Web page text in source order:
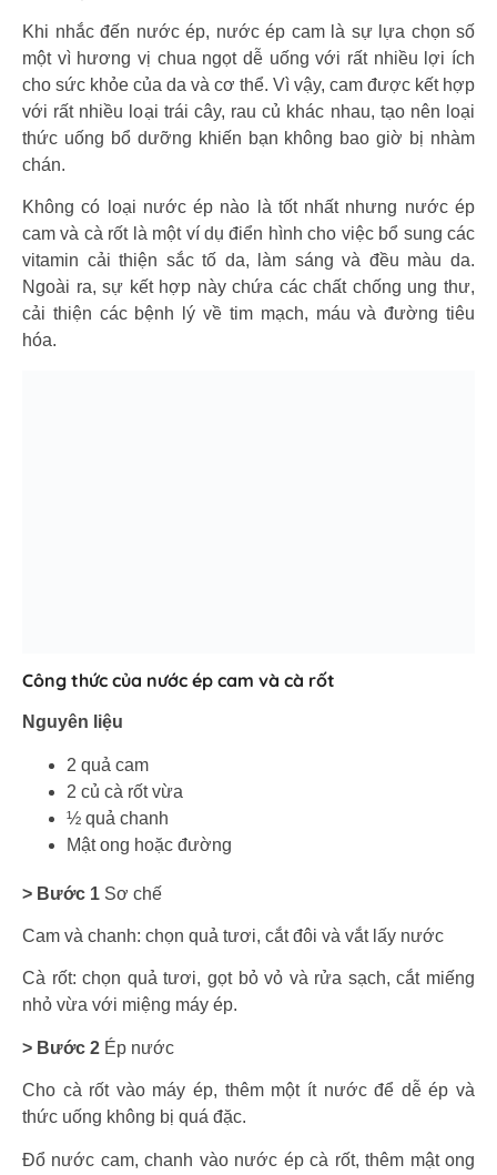
Khi nhắc đến nước ép, nước ép cam là sự lựa chọn số
một vì hương vị chua ngọt dễ uống với rất nhiều lợi ích
cho sức khỏe của da và cơ thể. Vì vậy, cam được kết hợp
với rất nhiều loại trái cây, rau củ khác nhau, tạo nên loại
thức uống bổ dưỡng khiến bạn không bao giờ bị nhàm
chán.
Không có loại nước ép nào là tốt nhất nhưng nước ép
cam và cà rốt là một ví dụ điển hình cho việc bổ sung các
vitamin cải thiện sắc tố da, làm sáng và đều màu da.
Ngoài ra, sự kết hợp này chứa các chất chống ung thư,
cải thiện các bệnh lý về tim mạch, máu và đường tiêu
hóa.
Công thức của nước ép cam và cà rốt
Nguyên liệu
2 quả cam
2 củ cà rốt vừa
½ quả chanh
Mật ong hoặc đường
> Bước 1 Sơ chế
Cam và chanh: chọn quả tươi, cắt đôi và vắt lấy nước
Cà rốt: chọn quả tươi, gọt bỏ vỏ và rửa sạch, cắt miếng
nhỏ vừa với miệng máy ép.
> Bước 2 Ép nước
Cho cà rốt vào máy ép, thêm một ít nước để dễ ép và
thức uống không bị quá đặc.
Đổ nước cam, chanh vào nước ép cà rốt, thêm mật ong